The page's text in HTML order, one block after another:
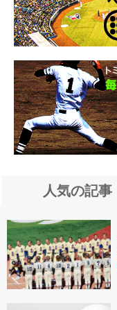
人気の記事